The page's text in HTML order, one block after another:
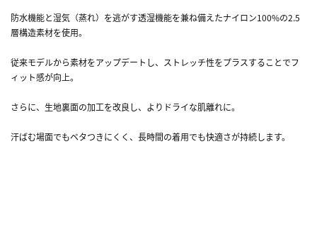
防水機能と湿気（蒸れ）を逃がす透湿機能を兼ね備えたナイロン100%の2.5
層構造素材を使用。
従来モデルから素材をアップデートし、ストレッチ性をプラスすることでフ
ィット感が向上。
さらに、生地裏面の加工を改良し、よりドライな肌離れに。
汗ばむ場面でもベタつきにくく、長時間の着用でも快適さが持続します。